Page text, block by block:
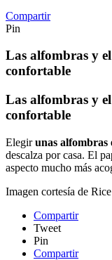
Compartir
Pin
Las alfombras y
confortable
Las alfombras y
confortable
Elegirunas alfombras
descalza por casa. El
aspecto mucho más
Imagen cortesía de Rice
Compartir
Tweet
Pin
Compartir